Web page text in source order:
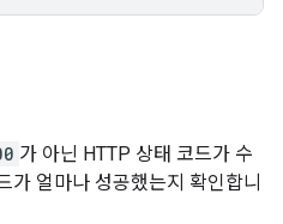
가 아닌 HTTP 상태 코드가 수
가 얼마나 성공했는지 확인합니